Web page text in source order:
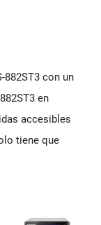
882ST3 con un
en
accesibles
tiene que